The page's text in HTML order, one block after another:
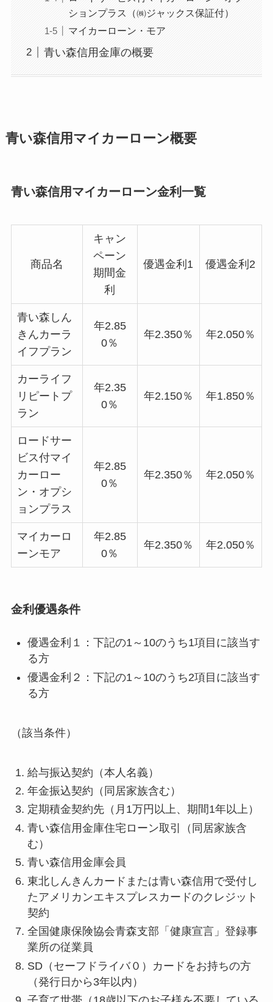
ションプラス（㈱ジャックス保証付）
マイカーローン・モア
青い森信用金庫の概要
青い森信用マイカーローン概要
青い森信用マイカーローン金利一覧
商品名
キャン
ペーン
期間金
利
優遇金利1 優遇金利2
青い森しん
きんカーラ
イフプラン
年2.85
0％
年2.350％ 年2.050％
カーライフ
リピートプ
ラン
年2.35
0％
年2.150％ 年1.850％
ロードサー
ビス付マイ
カーロー
ン・オプシ
ョンプラス
年2.85
0％
年2.350％ 年2.050％
マイカーロ
ーンモア
年2.85
0％
年2.350％ 年2.050％
金利優遇条件
優遇金利１：下記の1～10のうち1項目に該当す
る方
優遇金利２：下記の1～10のうち2項目に該当す
る方
（該当条件）
給与振込契約（本人名義）
年金振込契約（同居家族含む）
定期積金契約先（月1万円以上、期間1年以上）
青い森信用金庫住宅ローン取引（同居家族含
む）
青い森信用金庫会員
東北しんきんカードまたは青い森信用で受付し
たアメリカンエキスプレスカードのクレジット
契約
全国健康保険協会青森支部「健康宣言」登録事
業所の従業員
SD（セーフドライバ０）カードをお持ちの方
（発行日から3年以内）